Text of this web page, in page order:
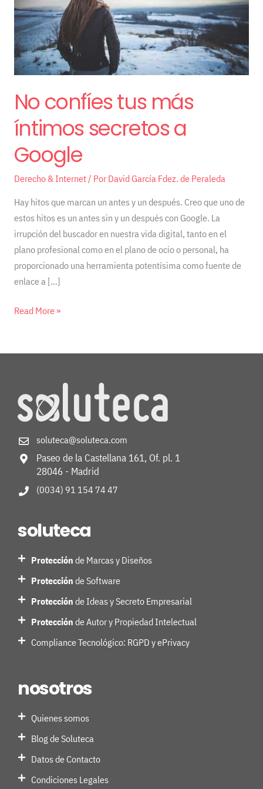
No confíes tus más
íntimos secretos a
Google
Derecho & Internet/ Por David García Fdez. de Peraleda
Hay hitos que marcan un antes y un después. Creo que uno de
estos hitos es un antes sin y un después con Google. La
irrupción del buscador en nuestra vida digital, tanto en el
plano profesional como en el plano de ocio o personal, ha
proporcionado una herramienta potentísima como fuente de
enlace a […]
secretos
a
Google
Read More »
soluteca@soluteca.com
Paseo de la Castellana 161, Of. pl. 1
28046 - Madrid
(0034) 91 154 74 47
soluteca
Protección de Marcas y Diseños
Protección de Software
Protección de Ideas y Secreto Empresarial
Protección de Autor y Propiedad Intelectual
Compliance Tecnológico: RGPD y ePrivacy
nosotros
Quienes somos
Blog de Soluteca
Datos de Contacto
Condiciones Legales